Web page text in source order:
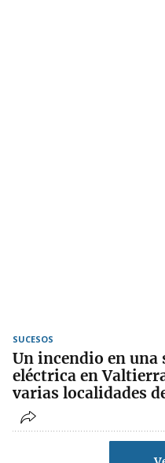
SUCESOS
Un incendio en una
eléctrica en
varias localidades